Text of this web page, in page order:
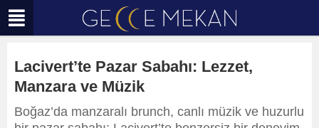
Lacivert’te Pazar Sabahı: Lezzet,
Manzara ve Müzik
Boğaz’da manzaralı brunch, canlı müzik ve huzurlu